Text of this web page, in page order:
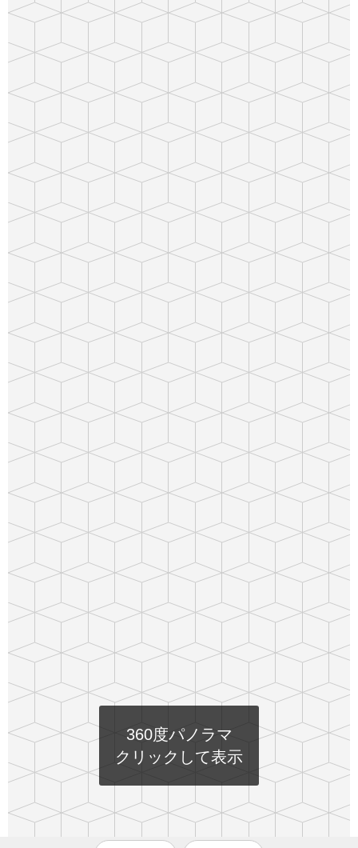
360度パノラマ
クリックして表示